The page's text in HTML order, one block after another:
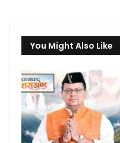
You Might Also Like